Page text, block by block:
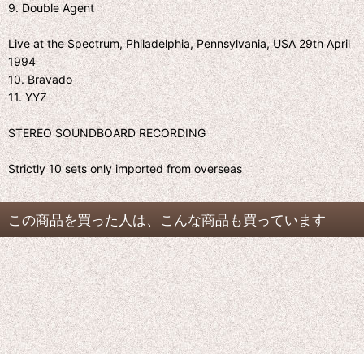
9. Double Agent
Live at the Spectrum, Philadelphia, Pennsylvania, USA 29th April
1994
10. Bravado
11. YYZ
STEREO SOUNDBOARD RECORDING
Strictly 10 sets only imported from overseas
この商品を買った人は、こんな商品も買っています